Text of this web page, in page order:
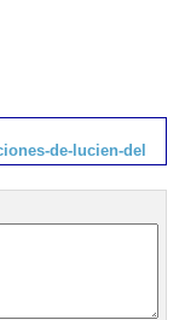
de-lucien-del